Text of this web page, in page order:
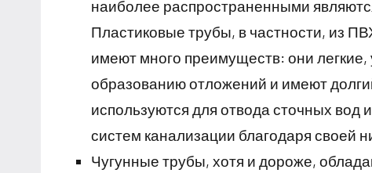
наиболее распространенными
Пластиковые трубы, в частности, из
имеют много преимуществ: они
образованию отложений и имеют
используются для отвода сточных вод
систем канализации благодаря своей
Чугунные трубы, хотя и дороже,